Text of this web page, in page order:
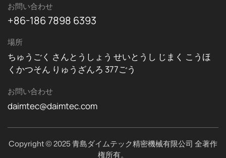
お問い合わせ
+86-186 7898 6393
場所
ちゅうごく さんとうしょう せいとうし じまく こうほ
くかつそん りゅうざんろ 377ごう
お問い合わせ
daimtec@daimtec.com
Copyright © 2025 青島ダイムテック精密機械有限公司 全著作
権所有。